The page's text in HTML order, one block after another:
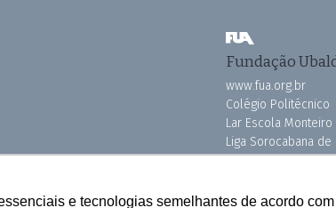
e tecnologias semelhantes de acordo
Fundação
www.fua.org.br
Colégio Politécnico
Lar Escola Monteiro
Liga Sorocabana
Vila dos Velhinhos